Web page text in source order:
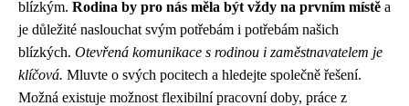
blízkým. Rodina by pro nás měla být vždy na prvním místě a
je důležité naslouchat svým potřebám i potřebám našich
blízkých. Otevřená komunikace s rodinou i zaměstnavatelem je
klíčová. Mluvte o svých pocitech a hledejte společně řešení.
Možná existuje možnost flexibilní pracovní doby, práce z